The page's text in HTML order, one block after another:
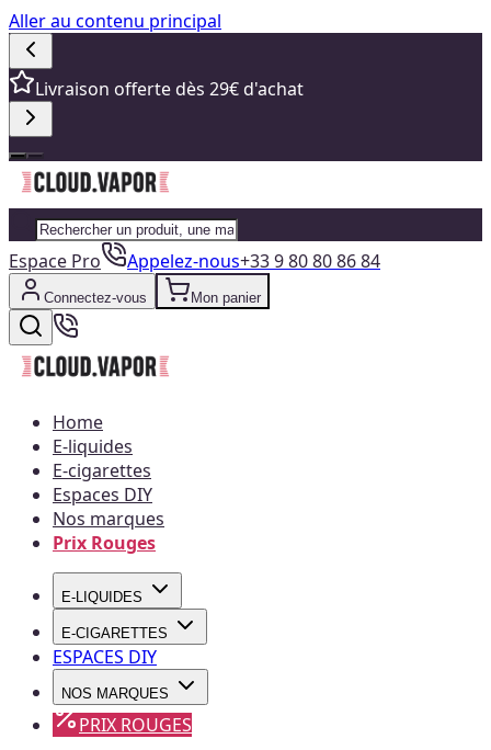
Aller au contenu principal
Livraison offerte dès 29€ d'achat
Espace Pro Appelez-nous+33 9 80 80 86 84
Connectez-vous Mon panier
Home
E-liquides
E-cigarettes
Espaces DIY
Nos marques
Prix Rouges
E-LIQUIDES
E-CIGARETTES
ESPACES DIY
NOS MARQUES
PRIX ROUGES